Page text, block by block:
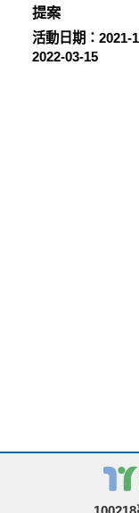
提案
活動日期：2021-
2022-03-15